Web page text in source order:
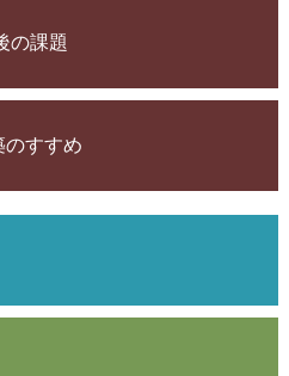
の課題
のすすめ